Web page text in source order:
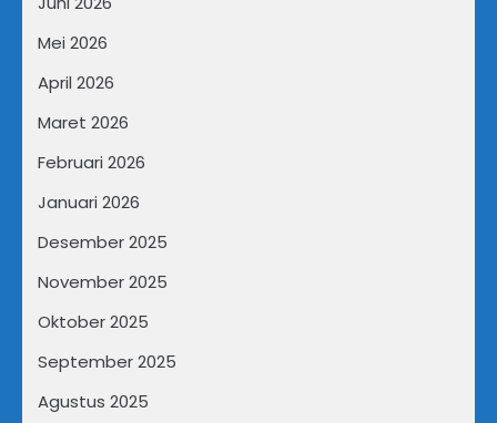
Mei 2026
April 2026
Maret 2026
Februari 2026
Januari 2026
Desember 2025
November 2025
Oktober 2025
September 2025
Agustus 2025